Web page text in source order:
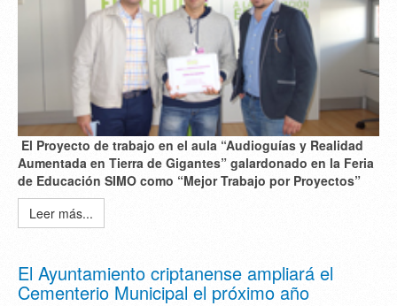
El Proyecto de trabajo en el aula “Audioguías y Realidad
Aumentada en Tierra de Gigantes” galardonado en la Feria
de Educación SIMO como “Mejor Trabajo por Proyectos”
Leer más...
El Ayuntamiento criptanense ampliará el
Cementerio Municipal el próximo año